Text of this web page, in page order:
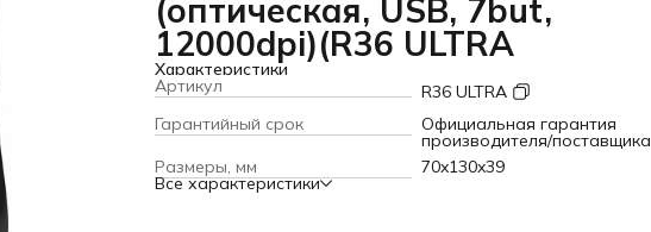
(оптическая, USB, 7but,
12000dpi)(R36 ULTRA
Характеристики
Артикул
R36 ULTRA
Гарантийный срок
Официальная гарантия
производителя/поставщика
Размеры, мм
70x130x39
Все характеристики